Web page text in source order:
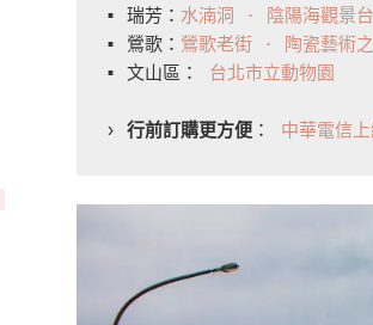
To
A
At
▪️ 瑞芳： 水湳洞 · 陰陽海觀景台
▪️ 鶯歌： 鶯歌老街 · 陶瓷藝術
▪️ 文山區： 台北市立動物園
› 行前訂購更方便： 中華電信